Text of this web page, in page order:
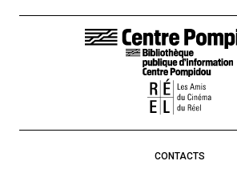
LIENS DE BAS DE PAGE
CONTACTS